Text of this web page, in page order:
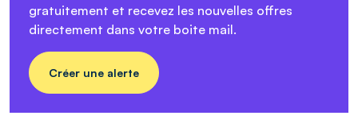
gratuitement et recevez les nouvelles offres
directement dans votre boite mail.
Créer une alerte